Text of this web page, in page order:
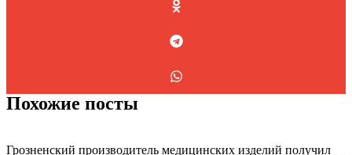
Похожие посты
Грозненский производитель медицинских изделий получил